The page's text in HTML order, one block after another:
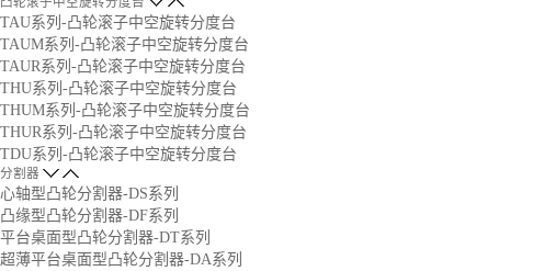
TAU系列-凸轮滚子中空旋转分度台
TAUM系列-凸轮滚子中空旋转分度台
TAUR系列-凸轮滚子中空旋转分度台
THU系列-凸轮滚子中空旋转分度台
THUM系列-凸轮滚子中空旋转分度台
THUR系列-凸轮滚子中空旋转分度台
TDU系列-凸轮滚子中空旋转分度台
分割器
心轴型凸轮分割器-DS系列
凸缘型凸轮分割器-DF系列
平台桌面型凸轮分割器-DT系列
超薄平台桌面型凸轮分割器-DA系列